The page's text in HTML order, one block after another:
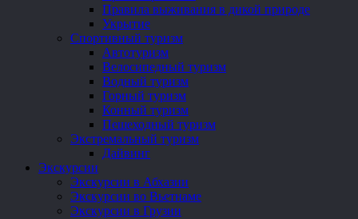
Правила выживания в дикой природе
Укрытие
Спортивный туризм
Автотуризм
Велосипедный туризм
Водный туризм
Горный туризм
Конный туризм
Пешеходный туризм
Экстремальный туризм
Дайвинг
Экскурсии
Экскурсии в Абхазии
Экскурсии во Вьетнаме
Экскурсии в Грузии